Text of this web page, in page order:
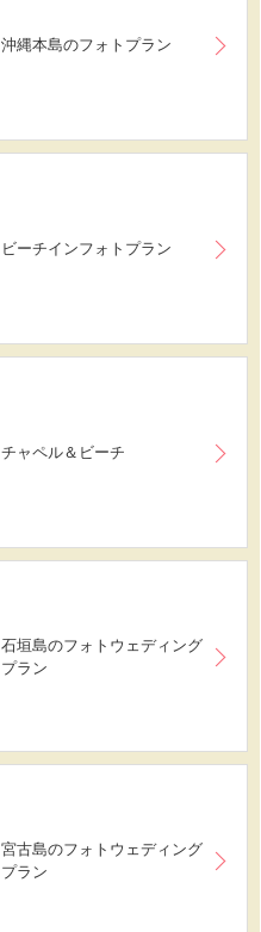
沖縄本島のフォトプラン
ビーチインフォトプラン
チャペル＆ビーチ
石垣島のフォトウェディング
プラン
宮古島のフォトウェディング
プラン